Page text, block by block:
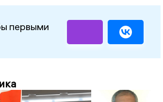
первыми